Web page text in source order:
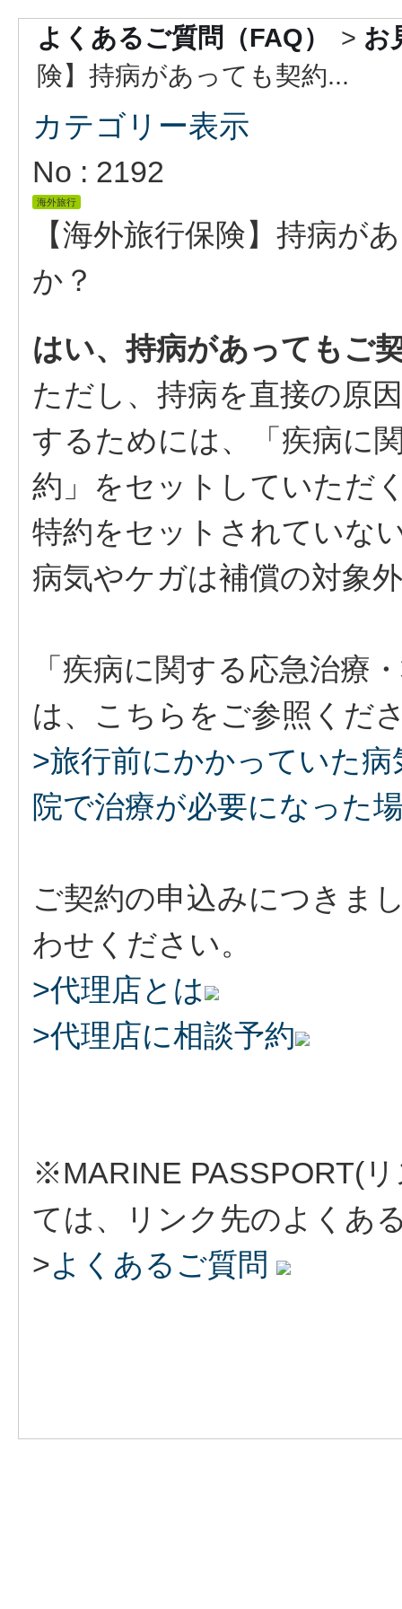
よくあるご質問（FAQ） > お
険】持病があっても契約...
カテゴリー表示
No : 2192
海外旅行
【海外旅行保険】持病が
か？
はい、持病があってもご
ただし、持病を直接の原
するためには、「疾病に
約」をセットしていただ
特約をセットされていな
病気やケガは補償の対象
「疾病に関する応急治療
は、こちらをご参照くだ
>旅行前にかかっていた
院で治療が必要になった
ご契約の申込みにつきま
わせください。
>代理店とは
>代理店に相談予約
※MARINE PASSPORT(
ては、リンク先のよくあ
>よくあるご質問